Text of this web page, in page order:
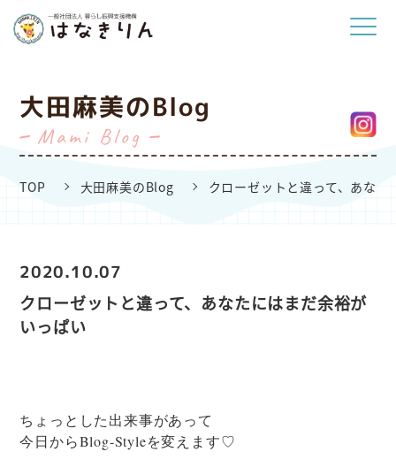
大田麻美のBlog
Mami Blog
TOP 大田麻美のBlog クローゼットと違って、あな
2020.10.07
クローゼットと違って、あなたにはまだ余裕が
いっぱい
ちょっとした出来事があって
今日からBlog-Styleを変えます♡